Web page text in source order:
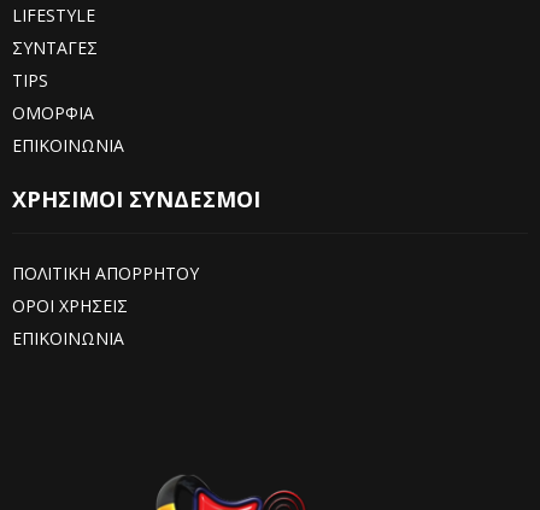
LIFESTYLE
ΣΥΝΤΑΓΕΣ
TIPS
ΟΜΟΡΦΙΑ
ΕΠΙΚΟΙΝΩΝΙΑ
ΧΡΗΣΙΜΟΙ ΣΥΝΔΕΣΜΟΙ
ΠΟΛΙΤΙΚΗ ΑΠΟΡΡΗΤΟΥ
ΟΡΟΙ ΧΡΗΣΕΙΣ
ΕΠΙΚΟΙΝΩΝΙΑ